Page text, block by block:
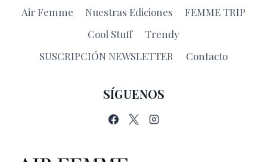
HACER
Air Femme Nuestras Ediciones
FEMME TRIP
Cool Stuff
Trendy
SUSCRIPCIÓN NEWSLETTER
Contacto
SÍGUENOS